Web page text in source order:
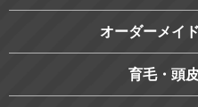
オーダーメイ
育毛・頭